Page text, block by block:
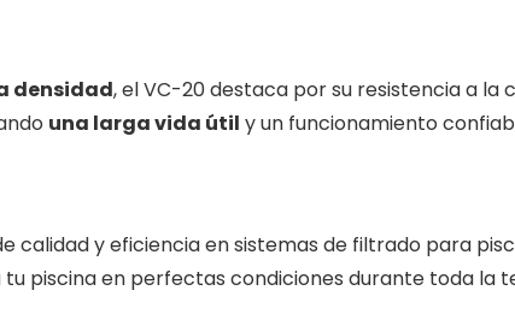
densidad, el VC-20 destaca por su resistencia a la
una larga vida útil y un funcionamiento
calidad y eficiencia en sistemas de filtrado para
piscina en perfectas condiciones durante toda la